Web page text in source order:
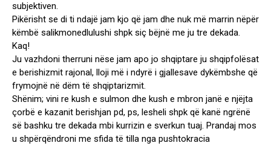
subjektiven.
Pikërisht se di ti ndajë jam kjo që jam dhe nuk më marrin nëpër
këmbë salikmonedlulushi shpk siç bëjnë me ju tre dekada.
Kaq!
Ju vazhdoni therruni nëse jam apo jo shqiptare ju shqipfolësat
e berishizmit rajonal, lloji më i ndyrë i gjallesave dykëmbshe që
frymojnë në dëm të shqiptarizmit.
Shënim; vini re kush e sulmon dhe kush e mbron janë e njëjta
çorbë e kazanit berishjan pd, ps, lesheli shpk që kanë ngrënë
së bashku tre dekada mbi kurrizin e sverkun tuaj. Prandaj mos
u shpërqëndroni me sfida të tilla nga pushtokracia